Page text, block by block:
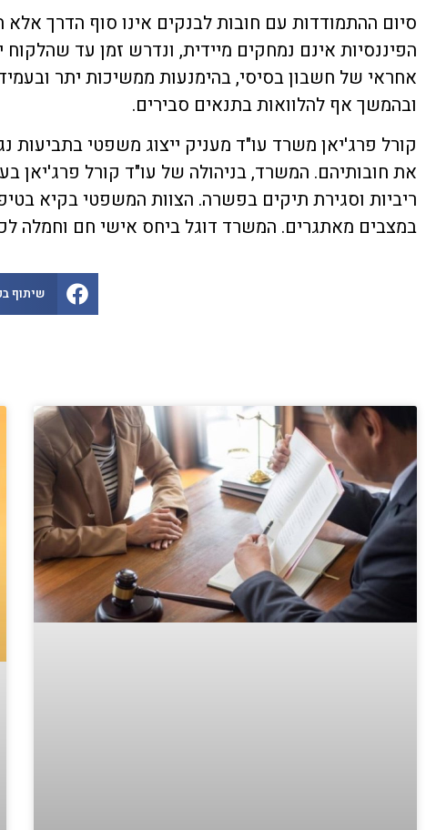
סיום ההתמודדות עם חובות לבנקים אינו סוף הדרך
הפיננסיות אינם נמחקים מיידית, ונדרש זמן עד
אחראי של חשבון בסיסי, בהימנעות ממשיכות יתר
ובהמשך אף להלוואות בתנאים סבירים.
קורל פרג'יאן משרד עו"ד מעניק ייצוג משפטי בתביעות
ריביות וסגירת תיקים בפשרה. הצוות המשפטי בקיא
במצבים מאתגרים. המשרד דוגל ביחס אישי חם וחמלה
שיתוף